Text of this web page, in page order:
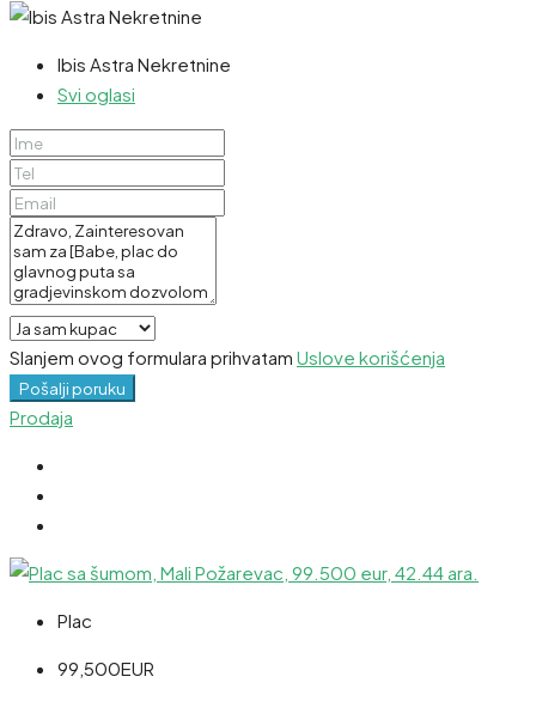
Ibis Astra Nekretnine
Svi oglasi
Slanjem ovog formulara prihvatam Uslove korišćenja
Pošalji poruku
Prodaja
Plac
99,500EUR